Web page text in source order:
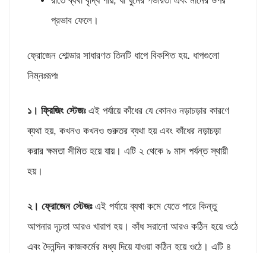
প্রভাব ফেলে।
ফ্রোজেন শোল্ডার সাধারণত তিনটি ধাপে বিকশিত হয়. ধাপগুলো
নিম্নঃরূপঃ
১। ফ্রিজিং স্টেজঃএই পর্যায়ে কাঁধের যে কোনও নড়াচড়ার কারণে
ব্যথা হয়, কখনও কখনও গুরুতর ব্যথা হয় এবং কাঁধের নড়াচড়া
করার ক্ষমতা সীমিত হয়ে যায়। এটি ২ থেকে ৯ মাস পর্যন্ত স্থায়ী
হয়।
২। ফ্রোজেন স্টেজঃএই পর্যায়ে ব্যথা কমে যেতে পারে কিন্তু
আপনার দৃঢ়তা আরও খারাপ হয়। কাঁধ সরানো আরও কঠিন হয়ে ওঠে
এবং দৈনন্দিন কাজকর্মের মধ্য দিয়ে যাওয়া কঠিন হয়ে ওঠে। এটি ৪